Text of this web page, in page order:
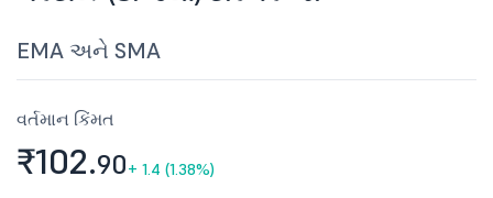
EMA અને SMA
વર્તમાન કિંમત
₹102.90+ 1.4 (1.38%)